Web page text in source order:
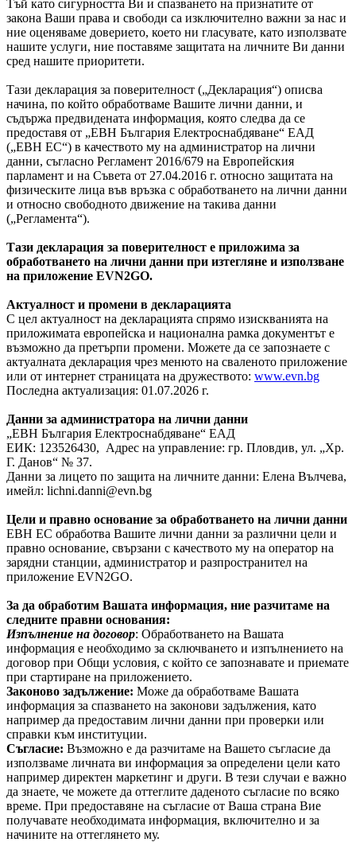
Тъй като сигурността Ви и спазването на признатите от
закона Ваши права и свободи са изключително важни за нас и
ние оценяваме доверието, което ни гласувате, като използвате
нашите услуги, ние поставяме защитата на личните Ви данни
сред нашите приоритети.
Тази декларация за поверителност („Декларация“) описва
начина, по който обработваме Вашите лични данни, и
съдържа предвидената информация, която следва да се
предоставя от „ЕВН България Електроснабдяване“ ЕАД
(„ЕВН ЕС“) в качеството му на администратор на лични
данни, съгласно Регламент 2016/679 на Европейския
парламент и на Съвета от 27.04.2016 г. относно защитата на
физическите лица във връзка с обработването на лични данни
и относно свободното движение на такива данни
(„Регламента“).
Тази декларация за поверителност е приложима за
обработването на лични данни при изтегляне и използване
на приложение EVN2GO.
Актуалност и промени в декларацията
С цел актуалност на декларацията спрямо изискванията на
приложимата европейска и национална рамка документът е
възможно да претърпи промени. Можете да се запознаете с
актуалната декларация чрез менюто на сваленото приложение
или от интернет страницата на дружеството: www.evn.bg
Последна актуализация: 01.07.2026 г.
Данни за администратора на лични данни
„ЕВН България Електроснабдяване“ ЕАД
ЕИК: 123526430, Адрес на управление: гр. Пловдив, ул. „Хр.
Г. Данов“ № 37.
Данни за лицето по защита на личните данни: Елена Вълчева,
имейл: lichni.danni@evn.bg
Цели и правно основание за обработването на лични данни
ЕВН ЕС обработва Вашите лични данни за различни цели и
правно основание, свързани с качеството му на оператор на
зарядни станции, администратор и разпространител на
приложение EVN2GO.
За да обработим Вашата информация, ние разчитаме на
следните правни основания:
Изпълнение на договор: Обработването на Вашата
информация e необходимо за сключването и изпълнението на
договор при Общи условия, с който се запознавате и приемате
при стартиране на приложението.
Законово задължение: Може да обработваме Вашата
информация за спазването на законови задължения, като
например да предоставим лични данни при проверки или
справки към институции.
Съгласие: Възможно е да разчитаме на Вашето съгласие да
използваме личната ви информация за определени цели като
например директен маркетинг и други. В тези случаи е важно
да знаете, че можете да оттеглите даденото съгласие по всяко
време. При предоставяне на съгласие от Ваша страна Вие
получавате необходимата информация, включително и за
начините на оттеглянето му.